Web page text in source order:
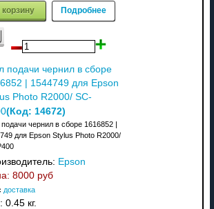
Подробнее
подачи чернил в сборе
| 1544749 для Epson
Photo R2000/ SC-
(Код: 14672)
подачи чернил в сборе 1616852 |
для Epson Stylus Photo R2000/
Epson
8000 руб
доставка
0.45 кг.